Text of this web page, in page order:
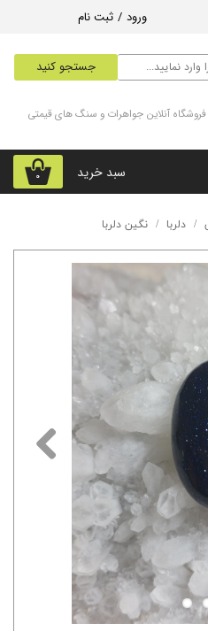
جستجو کنید
ورود / ثبت نام
۰ سبد خرید
آنلاین جواهرات و سنگ های قیمتی
دلربا نگین دلربا